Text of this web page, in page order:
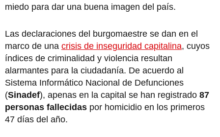
miedo para dar una buena imagen del país.
Las declaraciones del burgomaestre se dan en el
marco de una crisis de inseguridad capitalina, cuyos
índices de criminalidad y violencia resultan
alarmantes para la ciudadanía. De acuerdo al
Sistema Informático Nacional de Defunciones
(Sinadef), apenas en la capital se han registrado 87
personas fallecidas por homicidio en los primeros
47 días del año.